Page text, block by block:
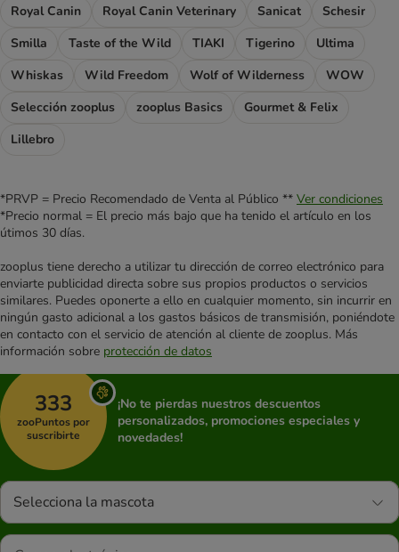
Royal Canin
Royal Canin Veterinary Sanicat
Schesir
Smilla
Taste of the Wild TIAKI Tigerino
Ultima
Whiskas
Wild Freedom Wolf of Wilderness
WOW
Selección zooplus
zooplus Basics
Gourmet & Felix
Lillebro
*PRVP = Precio Recomendado de Venta al Público ** Ver condiciones
*Precio normal = El precio más bajo que ha tenido el artículo en los
útimos 30 días.
zooplus tiene derecho a utilizar tu dirección de correo electrónico para
enviarte publicidad directa sobre sus propios productos o servicios
similares. Puedes oponerte a ello en cualquier momento, sin incurrir en
ningún gasto adicional a los gastos básicos de transmisión, poniéndote
en contacto con el servicio de atención al cliente de zooplus. Más
información sobre protección de datos
333
zooPuntos por
suscribirte
¡No te pierdas nuestros descuentos
personalizados, promociones especiales y
novedades!
Selecciona la mascota